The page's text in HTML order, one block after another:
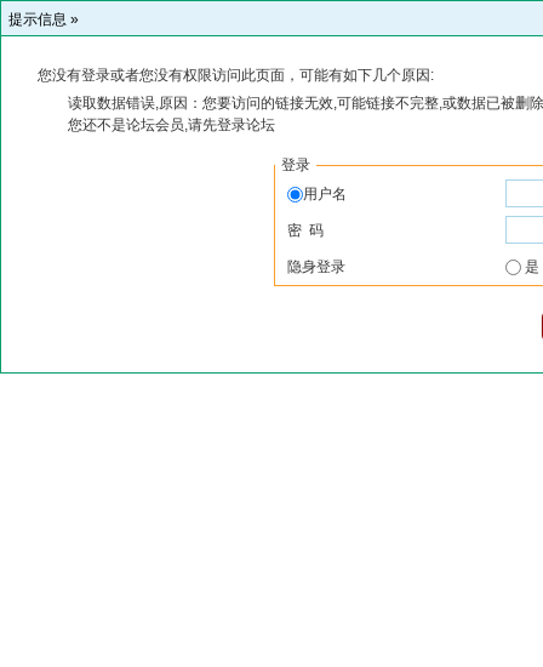
提示信息 »
您没有登录或者您没有权限访问此页面，可能有如下几个原因:
读取数据错误,原因：您要访问的链接无效,可能链接不完整,或数据已被删
您还不是论坛会员,请先登录论坛
登录
用户名
密 码
隐身登录